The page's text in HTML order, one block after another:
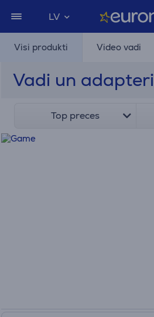
LV
Visi produkti Video vadi
Vadi un adapteri
Top preces